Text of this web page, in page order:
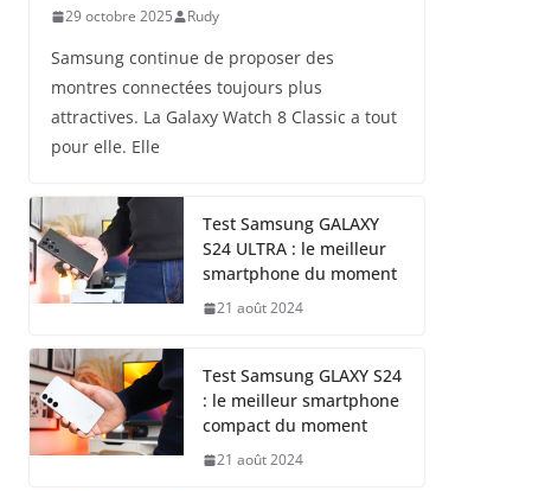
29 octobre 2025 Rudy
Samsung continue de proposer des
montres connectées toujours plus
attractives. La Galaxy Watch 8 Classic a tout
pour elle. Elle
Test Samsung GALAXY
S24 ULTRA : le meilleur
smartphone du moment
21 août 2024
Test Samsung GLAXY S24
: le meilleur smartphone
compact du moment
21 août 2024